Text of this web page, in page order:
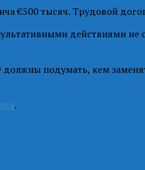
€500 тысяч. Трудовой
действиями
подумать, кем
.